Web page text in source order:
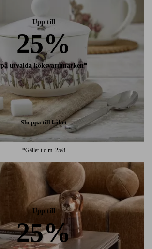
Upp till
25%
på utvalda köksvarumärken*
Shoppa till köket
*Gäller t.o.m. 25/8
Upp till
25%